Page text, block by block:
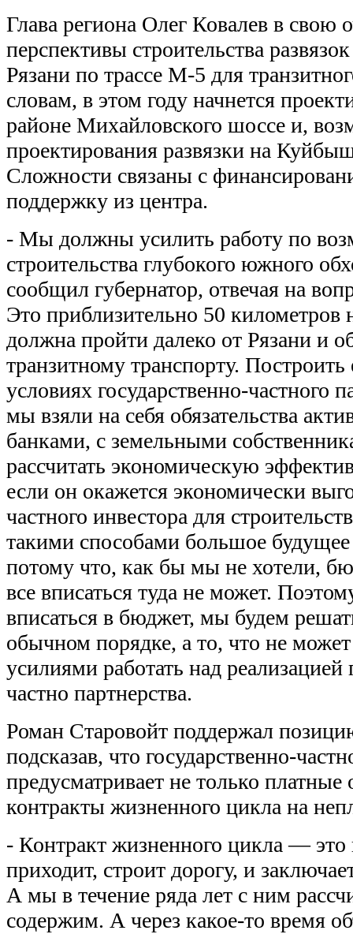
Глава региона Олег Ковалев в свою
перспективы строительства
Рязани по трассе М-5 для
словам, в этом году начнется
районе Михайловского шоссе и,
проектирования развязки на
Сложности связаны с
поддержку из центра.
- Мы должны усилить работу по
строительства глубокого южного
сообщил губернатор, отвечая на
Это приблизительно 50 километров
должна пройти далеко от Рязани и
транзитному транспорту.
условиях государственно-частного
мы взяли на себя обязательства
банками, с земельными
рассчитать экономическую
если он окажется экономически
частного инвестора для
такими способами большое будущее
потому что, как бы мы не хотели,
все вписаться туда не может.
вписаться в бюджет, мы будем
обычном порядке, а то, что не
усилиями работать над реализацией
частно партнерства.
Роман Старовойт поддержал
подсказав, что государственно-
предусматривает не только
контракты жизненного цикла на
- Контракт жизненного цикла — это
приходит, строит дорогу, и
А мы в течение ряда лет с ним
содержим. А через какое-то время